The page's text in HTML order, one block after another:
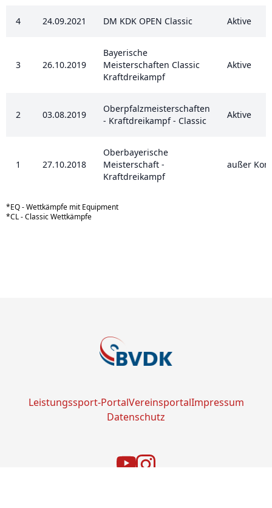
4 24.09.2021 DM KDK OPEN Classic Aktive
3 26.10.2019
Bayerische
Meisterschaften Classic
Kraftdreikampf
Aktive
2 03.08.2019
Oberpfalzmeisterschaften
- Kraftdreikampf - Classic
Aktive
1 27.10.2018
Oberbayerische
Meisterschaft -
Kraftdreikampf
außer
*EQ - Wettkämpfe mit Equipment
*CL - Classic Wettkämpfe
Leistungssport-PortalVereinsportalImpressum
Datenschutz